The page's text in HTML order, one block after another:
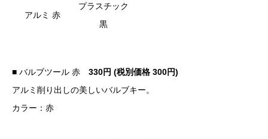
アルミ 赤
プラスチック
黒
■ バルブツール 赤 330円 (税別価格 300円)
アルミ削り出しの美しいバルブキー。
カラー：赤